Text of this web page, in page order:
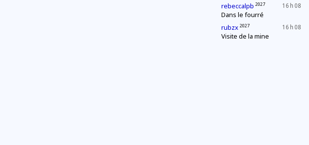
16 h 08
rebeccalpb 2027
Dans le fourré
16 h 08
rubzx 2027
Visite de la mine